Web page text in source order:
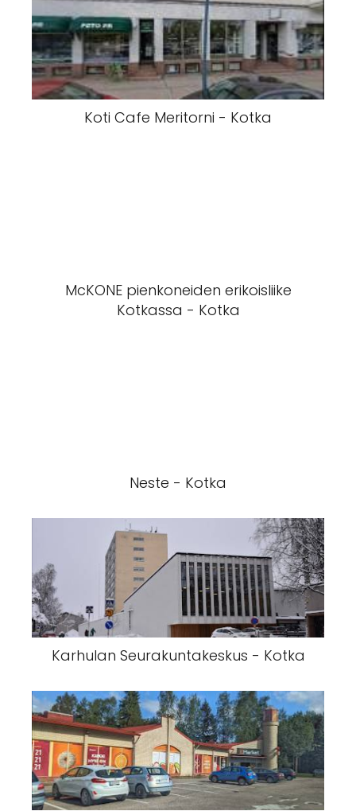
Koti Cafe Meritorni - Kotka
McKONE pienkoneiden erikoisliike
Kotkassa - Kotka
Neste - Kotka
Karhulan Seurakuntakeskus - Kotka